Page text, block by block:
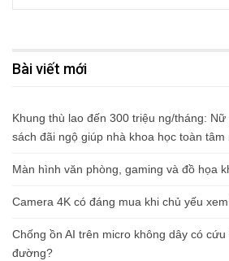
Bài viết mới
Khung thù lao đến 300 triệu ng/tháng:
sách đãi ngộ giúp nhà khoa học toàn tâm
Màn hình văn phòng, gaming và đồ họa
Camera 4K có đáng mua khi chủ yếu
Chống ồn AI trên micro không dây có
đường?